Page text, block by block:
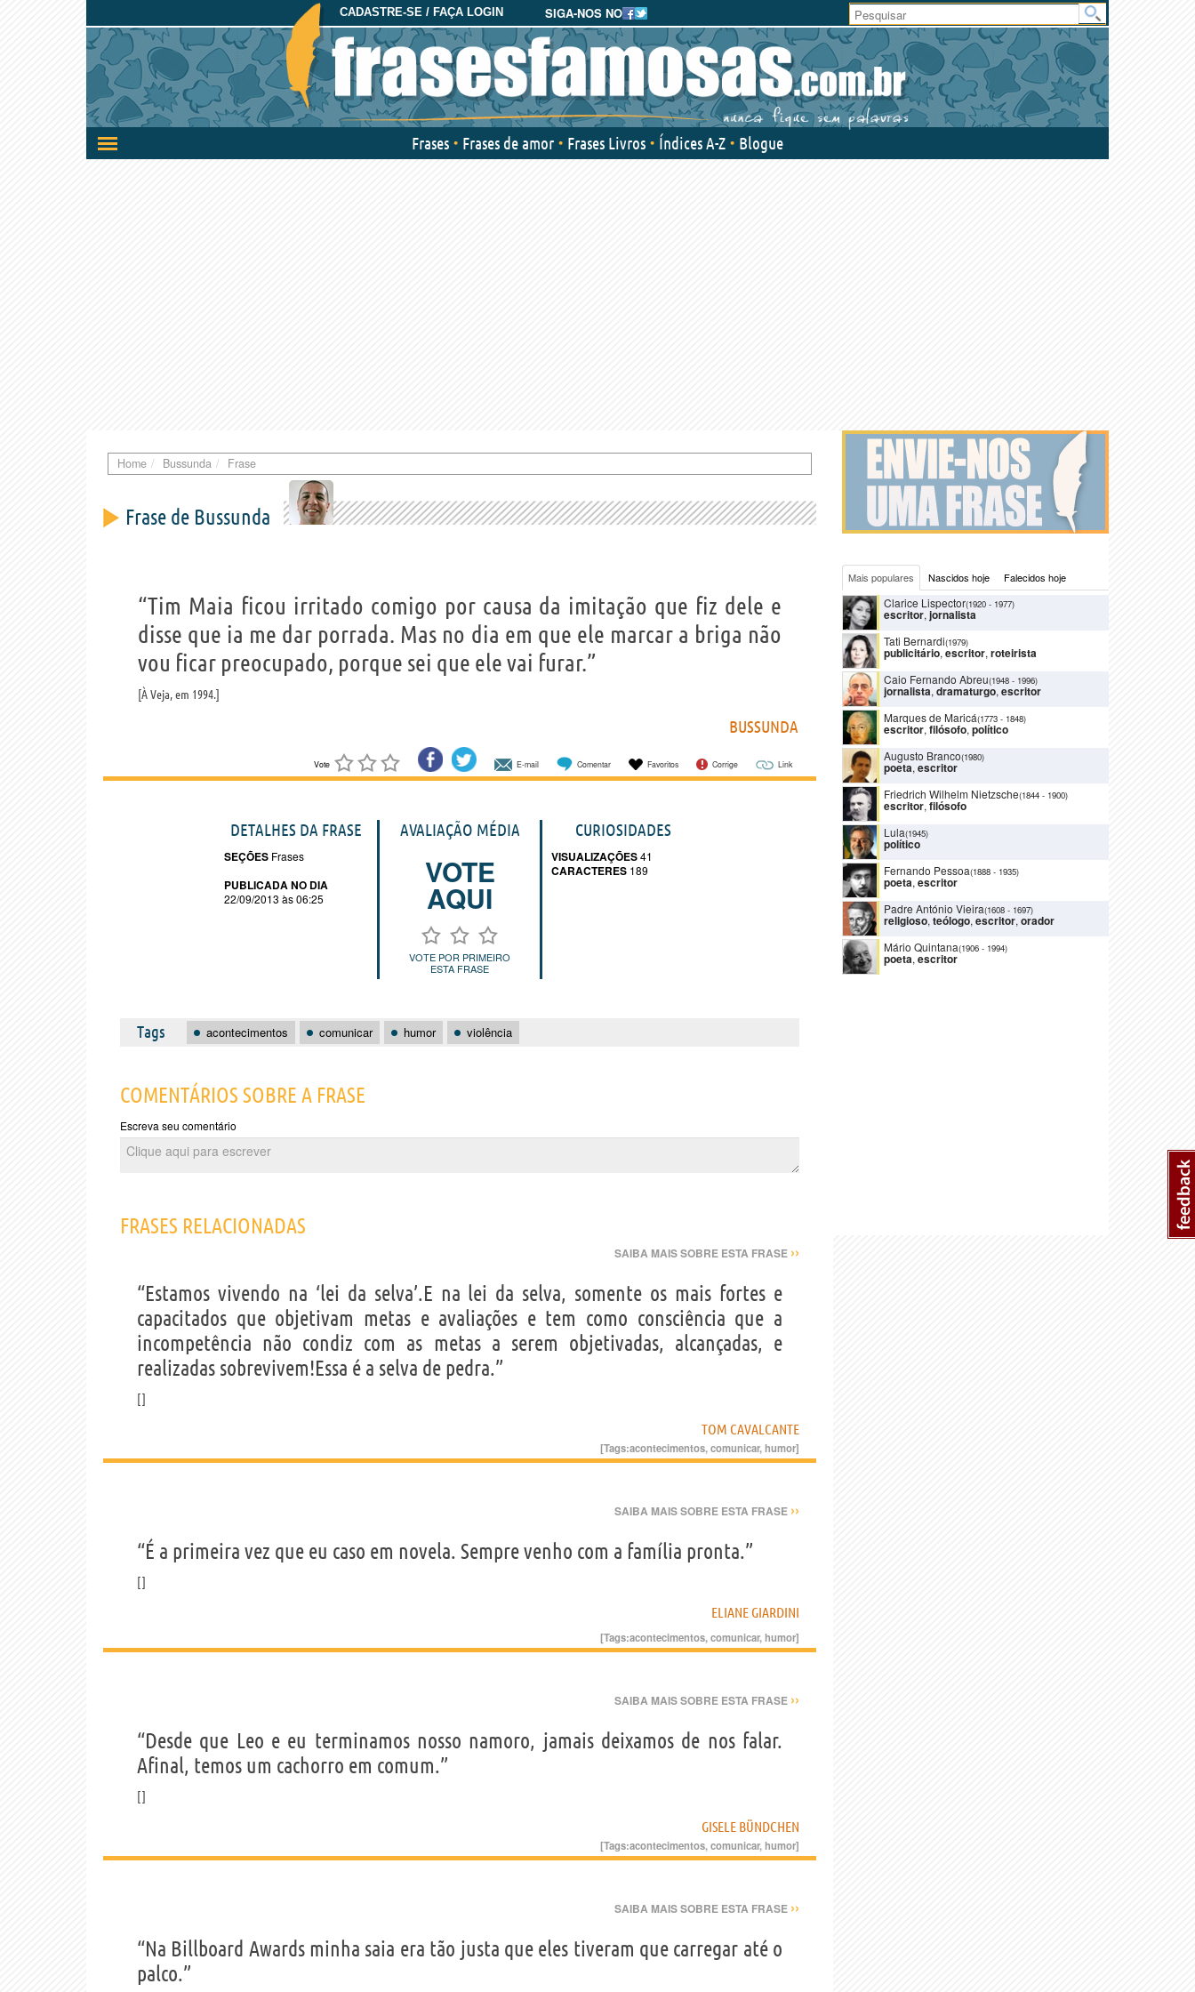
SIGA-NOS NO
CADASTRE-SE / FAÇA LOGIN
Ativar/desativar
a
Área
do
Usuário
Frases Frases de amor Frases Livros Índices A-Z Blogue
Home Bussunda Frase
Frase de Bussunda
“Tim Maia ficou irritado comigo por causa da imitação que fiz dele e
disse que ia me dar porrada. Mas no dia em que ele marcar a briga não
vou ficar preocupado, porque sei que ele vai furar.”
À Veja, em 1994.
BUSSUNDA
Vote E-mail Comentar Favoritos Corrige Link
DETALHES DA FRASE
SEÇÕES Frases
PUBLICADA NO DIA
22/09/2013 às 06:25
AVALIAÇÃO MÉDIA
VOTE
AQUI
VOTE POR PRIMEIRO
ESTA FRASE
CURIOSIDADES
VISUALIZAÇÕES41
CARACTERES 189
Tags acontecimentos comunicar humor violência
COMENTÁRIOS SOBRE A FRASE
Escreva seu comentário
FRASES RELACIONADAS
SAIBA MAIS SOBRE ESTA FRASE ››
“Estamos vivendo na ‘lei da selva’.E na lei da selva, somente os mais fortes e
capacitados que objetivam metas e avaliações e tem como consciência que a
incompetência não condiz com as metas a serem objetivadas, alcançadas, e
realizadas sobrevivem!Essa é a selva de pedra.”
TOM CAVALCANTE
[Tags:acontecimentos,comunicar,humor]
SAIBA MAIS SOBRE ESTA FRASE ››
“É a primeira vez que eu caso em novela. Sempre venho com a família pronta.”
ELIANE GIARDINI
[Tags:acontecimentos,comunicar,humor]
SAIBA MAIS SOBRE ESTA FRASE ››
“Desde que Leo e eu terminamos nosso namoro, jamais deixamos de nos falar.
Afinal, temos um cachorro em comum.”
GISELE BÜNDCHEN
[Tags:acontecimentos,comunicar,humor]
SAIBA MAIS SOBRE ESTA FRASE ››
“Na Billboard Awards minha saia era tão justa que eles tiveram que carregar até o
palco.”
Mais populares Nascidos hoje Falecidos hoje
Clarice Lispector(1920 - 1977)
escritor, jornalista
Tati Bernardi(1979)
publicitário, escritor, roteirista
Caio Fernando Abreu(1948 - 1996)
jornalista, dramaturgo, escritor
Marques de Maricá(1773 - 1848)
escritor, filósofo, político
Augusto Branco(1980)
poeta, escritor
Friedrich Wilhelm Nietzsche(1844 - 1900)
escritor, filósofo
Lula(1945)
político
Fernando Pessoa(1888 - 1935)
poeta, escritor
Padre António Vieira(1608 - 1697)
religioso, teólogo, escritor, orador
Mário Quintana(1906 - 1994)
poeta, escritor